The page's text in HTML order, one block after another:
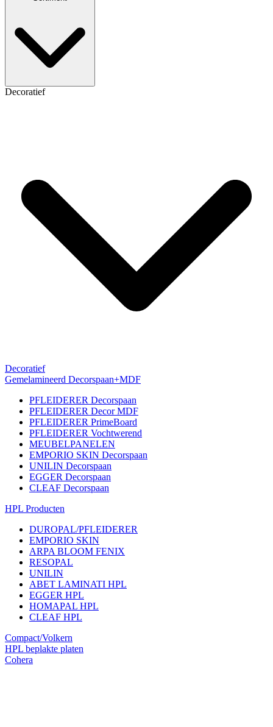
Decoratief
Decoratief
Gemelamineerd Decorspaan+MDF
PFLEIDERER Decorspaan
PFLEIDERER Decor MDF
PFLEIDERER PrimeBoard
PFLEIDERER Vochtwerend
MEUBELPANELEN
EMPORIO SKIN Decorspaan
UNILIN Decorspaan
EGGER Decorspaan
CLEAF Decorspaan
HPL Producten
DUROPAL/PFLEIDERER
EMPORIO SKIN
ARPA BLOOM FENIX
RESOPAL
UNILIN
ABET LAMINATI HPL
EGGER HPL
HOMAPAL HPL
CLEAF HPL
Compact/Volkern
HPL beplakte platen
Cohera